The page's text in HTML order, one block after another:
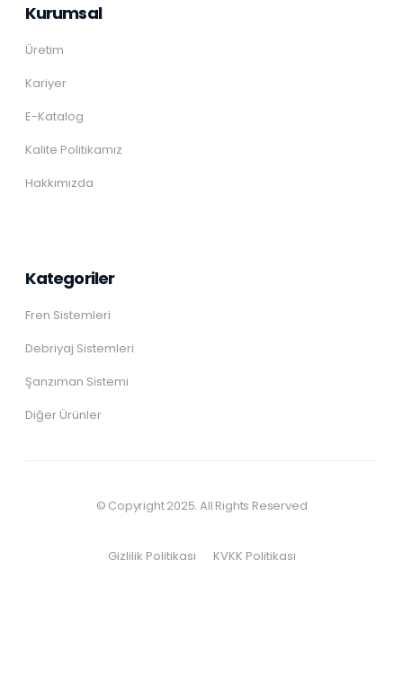
Kurumsal
Üretim
Kariyer
E-Katalog
Kalite Politikamız
Hakkımızda
Kategoriler
Fren Sistemleri
Debriyaj Sistemleri
Şanzıman Sistemi
Diğer Ürünler
© Copyright 2025. All Rights Reserved
Gizlilik Politikası KVKK Politikası